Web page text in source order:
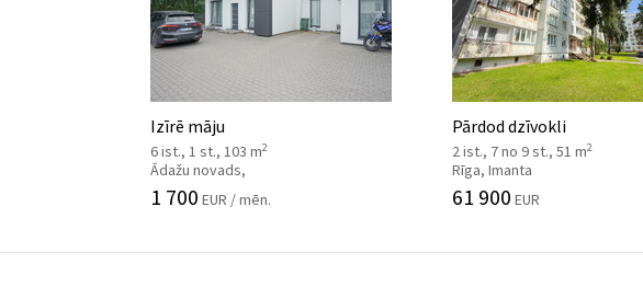
Izīrē māju
6 ist., 1 st., 103 m2
Ādažu novads,
1 700 EUR / mēn.
Pārdod dzīvokli
2 ist., 7 no 9 st., 51 m2
Rīga, Imanta
61 900 EUR